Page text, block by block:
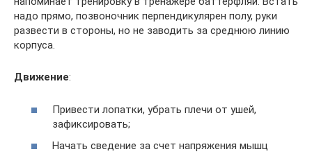
надо прямо, позвоночник перпендикулярен полу, руки
развести в стороны, но не заводить за среднюю линию
корпуса.
Движение:
Привести лопатки, убрать плечи от ушей,
зафиксировать;
Начать сведение за счет напряжения мышц